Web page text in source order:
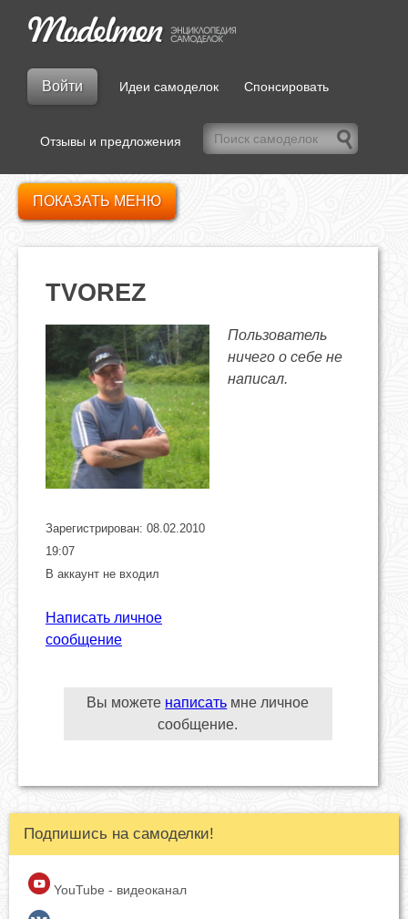
Войти Идеи самоделок Спонсировать
Отзывы и предложения
TVOREZ
Зарегистрирован: 08.02.2010
19:07
В аккаунт не входил
Написать личное
сообщение
Пользователь
ничего о себе не
написал.
Вы можете написать мне личное
сообщение.
ПОКАЗАТЬ МЕНЮ
Подпишись на самоделки!
YouTube - видеоканал